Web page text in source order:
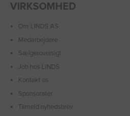
VIRKSOMHED
Om LINDS AS
Medarbejdere
Sælgeroversigt
Job hos LINDS
Kontakt os
Sponsorater
Tilmeld nyhedsbrev